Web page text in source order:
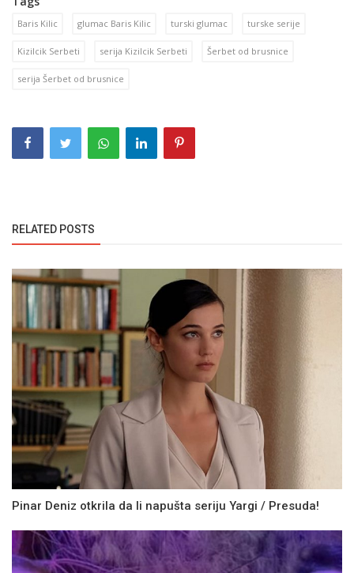
Baris Kilic glumac Baris Kilic turski glumac turske serije
Kizilcik Serbeti serija Kizilcik Serbeti Šerbet od brusnice
serija Šerbet od brusnice
RELATED POSTS
Pinar Deniz otkrila da li napušta seriju Yargi / Presuda!